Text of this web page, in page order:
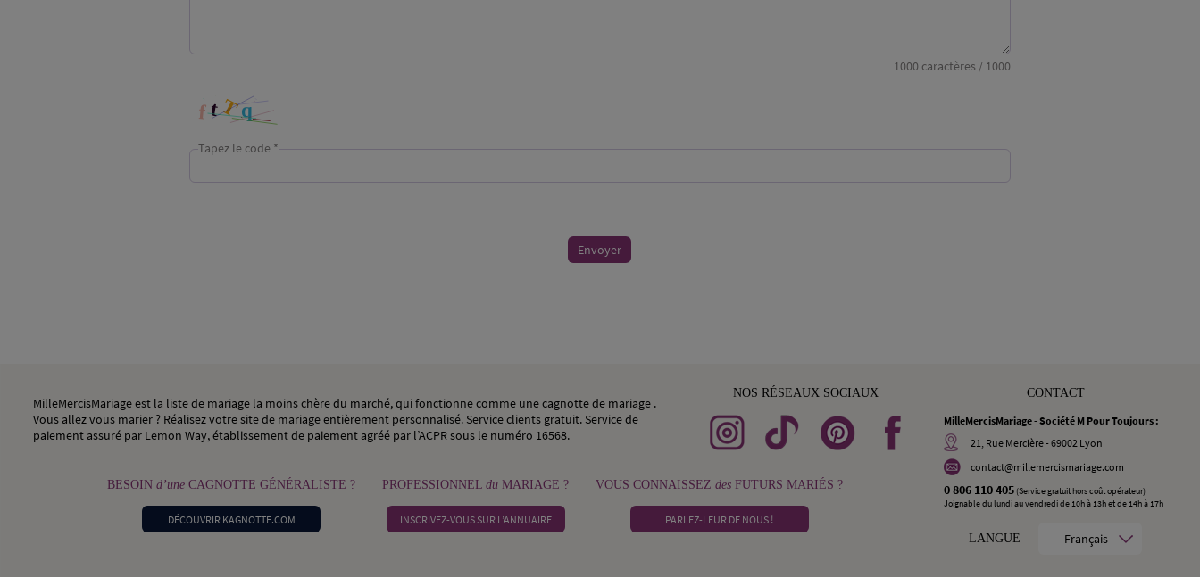
1000 caractères / 1000
Tapez le code *
Envoyer
MilleMercisMariage est la liste de mariage la moins chère du marché, qui fonctionne comme une cagnotte de mariage .
Vous allez vous marier ? Réalisez votre site de mariage entièrement personnalisé. Service clients gratuit. Service de
paiement assuré par Lemon Way, établissement de paiement agréé par l’ACPR sous le numéro 16568.
NOS RÉSEAUX SOCIAUX
BESOIN d’une CAGNOTTE GÉNÉRALISTE ?
DÉCOUVRIR KAGNOTTE.COM
PROFESSIONNEL du MARIAGE ?
INSCRIVEZ-VOUS SUR L’ANNUAIRE
VOUS CONNAISSEZ des FUTURS MARIÉS ?
PARLEZ-LEUR DE NOUS !
CONTACT
MilleMercisMariage - Société M Pour Toujours :
21, Rue Mercière - 69002 Lyon
contact@millemercismariage.com
0 806 110 405 (Service gratuit hors coût opérateur)
Joignable du lundi au vendredi de 10h à 13h et de 14h à 17h
LANGUE Français